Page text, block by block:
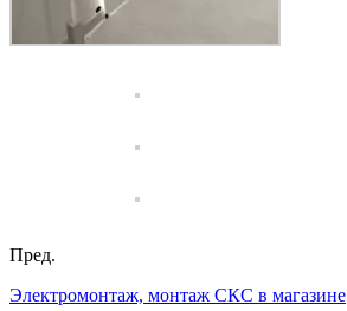
Пред.
Электромонтаж, монтаж СКС в магазине